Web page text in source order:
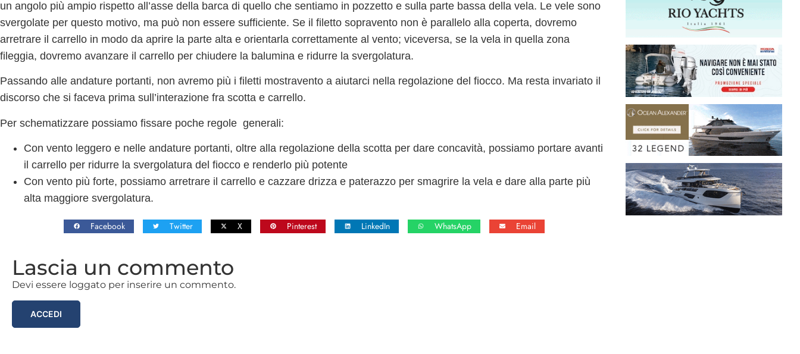
un angolo più ampio rispetto all’asse della barca di quello che sentiamo in pozzetto e sulla parte bassa della vela. Le vele sono
svergolate per questo motivo, ma può non essere sufficiente. Se il filetto sopravento non è parallelo alla coperta, dovremo
arretrare il carrello in modo da aprire la parte alta e orientarla correttamente al vento; viceversa, se la vela in quella zona
fileggia, dovremo avanzare il carrello per chiudere la balumina e ridurre la svergolatura.
Passando alle andature portanti, non avremo più i filetti mostravento a aiutarci nella regolazione del fiocco. Ma resta invariato il
discorso che si faceva prima sull’interazione fra scotta e carrello.
Per schematizzare possiamo fissare poche regole generali:
Con vento leggero e nelle andature portanti, oltre alla regolazione della scotta per dare concavità, possiamo portare avanti
il carrello per ridurre la svergolatura del fiocco e renderlo più potente
Con vento più forte, possiamo arretrare il carrello e cazzare drizza e paterazzo per smagrire la vela e dare alla parte più
alta maggiore svergolatura.
Facebook Twitter X Pinterest LinkedIn WhatsApp Email
Lascia un commento
Devi essere loggato per inserire un commento.
ACCEDI